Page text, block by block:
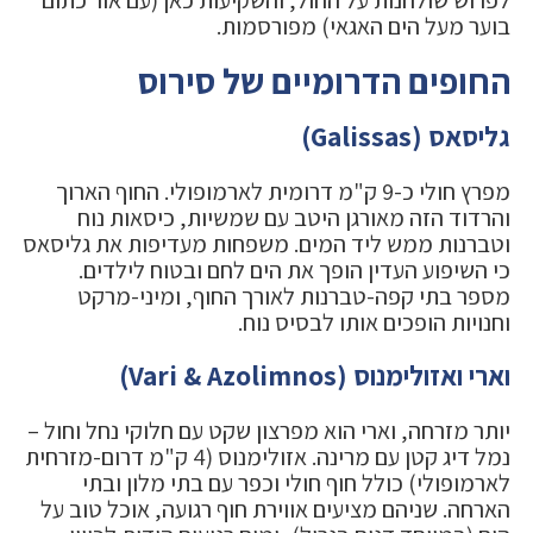
בוער מעל הים האגאי) מפורסמות.
החופים הדרומיים של סירוס
גליסאס (Galissas)
מפרץ חולי כ-9 ק"מ דרומית לארמופולי. החוף הארוך
והרדוד הזה מאורגן היטב עם שמשיות, כיסאות נוח
וטברנות ממש ליד המים. משפחות מעדיפות את גליסאס
כי השיפוע העדין הופך את הים לחם ובטוח לילדים.
מספר בתי קפה-טברנות לאורך החוף, ומיני-מרקט
וחנויות הופכים אותו לבסיס נוח.
וארי ואזולימנוס (Vari & Azolimnos)
יותר מזרחה, וארי הוא מפרצון שקט עם חלוקי נחל וחול –
נמל דיג קטן עם מרינה. אזולימנוס (4 ק"מ דרום-מזרחית
לארמופולי) כולל חוף חולי וכפר עם בתי מלון ובתי
הארחה. שניהם מציעים אווירת חוף רגועה, אוכל טוב על